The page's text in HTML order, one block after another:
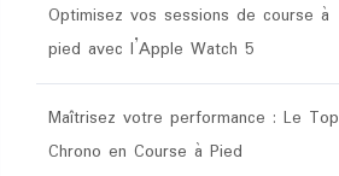
Optimisez vos sessions de course à
pied avec l’Apple Watch 5
Maîtrisez votre performance : Le Top
Chrono en Course à Pied